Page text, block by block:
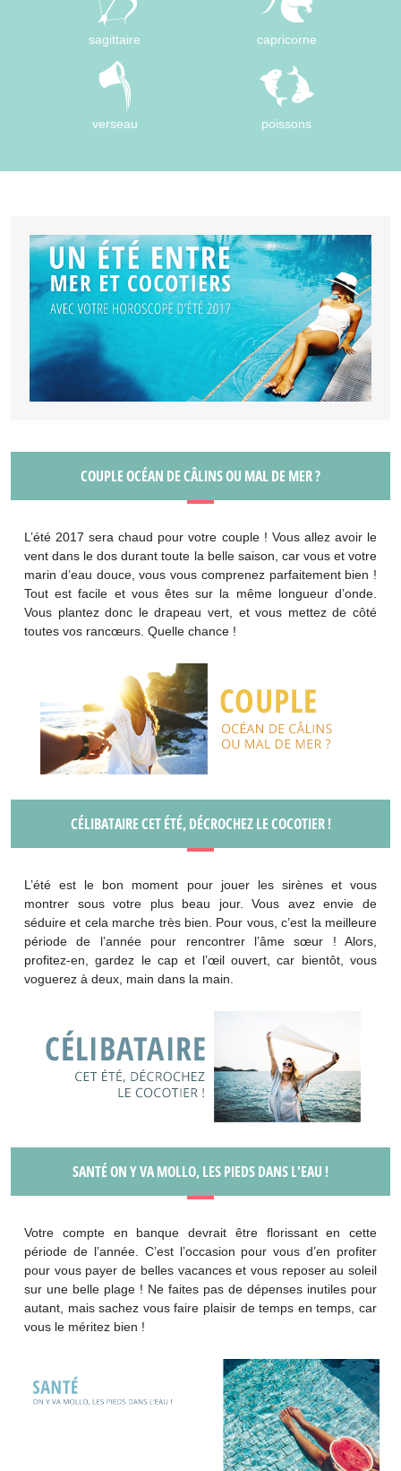
sagittaire capricorne
verseau poissons
COUPLE OCÉAN DE CÂLINS OU MAL DE MER ?
L’été 2017 sera chaud pour votre couple ! Vous allez avoir le
vent dans le dos durant toute la belle saison, car vous et votre
marin d’eau douce, vous vous comprenez parfaitement bien !
Tout est facile et vous êtes sur la même longueur d’onde.
Vous plantez donc le drapeau vert, et vous mettez de côté
toutes vos rancœurs. Quelle chance !
CÉLIBATAIRE CET ÉTÉ, DÉCROCHEZ LE COCOTIER !
L’été est le bon moment pour jouer les sirènes et vous
montrer sous votre plus beau jour. Vous avez envie de
séduire et cela marche très bien. Pour vous, c’est la meilleure
période de l’année pour rencontrer l’âme sœur ! Alors,
profitez-en, gardez le cap et l’œil ouvert, car bientôt, vous
voguerez à deux, main dans la main.
SANTÉ ON Y VA MOLLO, LES PIEDS DANS L'EAU !
Votre compte en banque devrait être florissant en cette
période de l’année. C’est l’occasion pour vous d’en profiter
pour vous payer de belles vacances et vous reposer au soleil
sur une belle plage ! Ne faites pas de dépenses inutiles pour
autant, mais sachez vous faire plaisir de temps en temps, car
vous le méritez bien !